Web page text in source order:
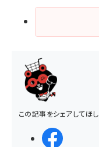
この記事をシェアしてほし